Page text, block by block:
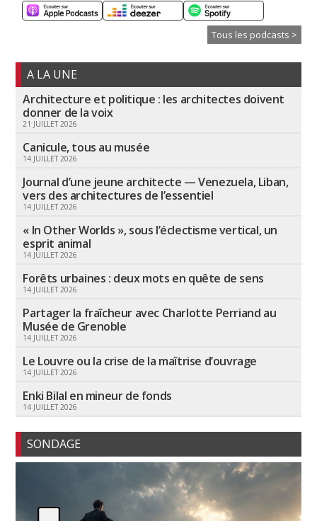
Tous les podcasts >
A LA UNE
Architecture et politique : les architectes doivent
donner de la voix
21 JUILLET 2026
Canicule, tous au musée
14 JUILLET 2026
Journal d’une jeune architecte — Venezuela, Liban,
vers des architectures de l’essentiel
14 JUILLET 2026
« In Other Worlds », sous l’éclectisme vertical, un
esprit animal
14 JUILLET 2026
Forêts urbaines : deux mots en quête de sens
14 JUILLET 2026
Partager la fraîcheur avec Charlotte Perriand au
Musée de Grenoble
14 JUILLET 2026
Le Louvre ou la crise de la maîtrise d’ouvrage
14 JUILLET 2026
Enki Bilal en mineur de fonds
14 JUILLET 2026
SONDAGE